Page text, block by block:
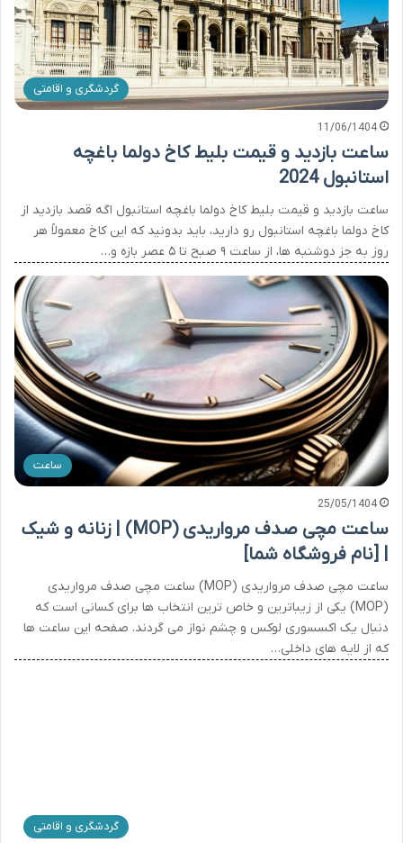
گردشگری و اقامتی
11/06/1404
ساعت بازدید و قیمت بلیط کاخ دولما باغچه
استانبول 2024
ساعت بازدید و قیمت بلیط کاخ دولما باغچه استانبول اگه قصد بازدید از
کاخ دولما باغچه استانبول رو دارید، باید بدونید که این کاخ معمولاً هر
روز به جز دوشنبه ها، از ساعت ۹ صبح تا ۵ عصر بازه و…
ساعت
25/05/1404
ساعت مچی صدف مرواریدی (MOP) | زنانه و شیک
| [نام فروشگاه شما]
ساعت مچی صدف مرواریدی (MOP) ساعت مچی صدف مرواریدی
(MOP) یکی از زیباترین و خاص ترین انتخاب ها برای کسانی است که
دنبال یک اکسسوری لوکس و چشم نواز می گردند. صفحه این ساعت ها
که از لایه های داخلی…
گردشگری و اقامتی